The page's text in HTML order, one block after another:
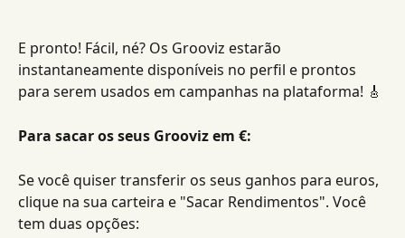
E pronto! Fácil, né? Os Grooviz estarão
instantaneamente disponíveis no perfil e prontos
para serem usados em campanhas na plataforma! 🎸
Para sacar os seus Grooviz em €:
Se você quiser transferir os seus ganhos para euros,
clique na sua carteira e "Sacar Rendimentos". Você
tem duas opções: